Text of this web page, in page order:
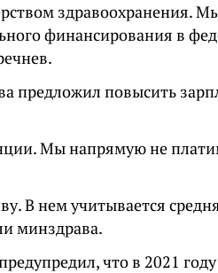
здравоохранения.
финансирования в
предложил повысить
Мы напрямую не
В нем учитывается
минздрава.
что в 2021 году